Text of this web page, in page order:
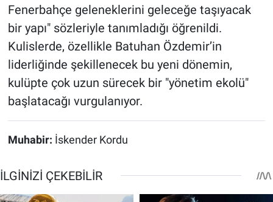
Fenerbahçe geleneklerini geleceğe taşıyacak
bir yapı" sözleriyle tanımladığı öğrenildi.
Kulislerde, özellikle Batuhan Özdemir’in
liderliğinde şekillenecek bu yeni dönemin,
kulüpte çok uzun sürecek bir "yönetim ekolü"
başlatacağı vurgulanıyor.
Muhabir: İskender Kordu